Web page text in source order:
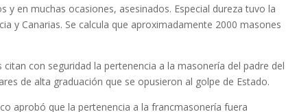
en muchas ocasiones, asesinados. Especial dureza tuvo la
y Canarias. Se calcula que aproximadamente 2000 masones
con seguridad la pertenencia a la masonería del padre del
de alta graduación que se opusieron al golpe de Estado.
aprobó que la pertenencia a la francmasonería fuera